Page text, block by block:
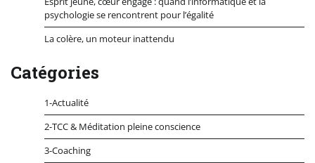
psychologie se rencontrent pour l’égalité
La colère, un moteur inattendu
Catégories
1-Actualité
2-TCC & Méditation pleine conscience
3-Coaching